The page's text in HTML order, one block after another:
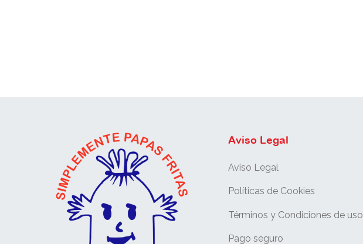
Aviso Legal
Aviso Legal
Políticas de Cookies
Términos y Condiciones de uso
Pago seguro